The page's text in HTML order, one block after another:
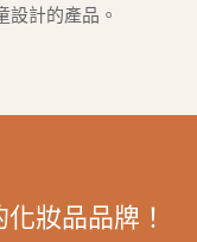
計的產品。
妝品品牌！